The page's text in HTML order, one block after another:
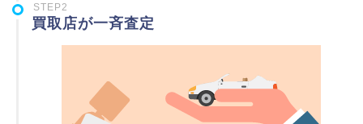
STEP2
買取店が一斉査定